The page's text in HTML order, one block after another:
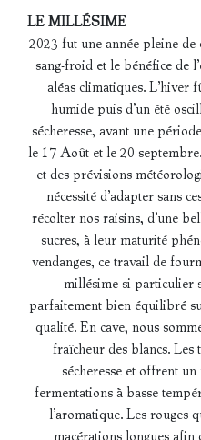
LE MILLÉSIME
2023 fut une année pleine de
sang-froid et le bénéfice de
aléas climatiques. L’hiver
humide puis d’un été
sécheresse, avant une
le 17 Août et le 20
et des prévisions
nécessité d’adapter sans
récolter nos raisins, d’une
sucres, à leur maturité
vendanges, ce travail de
millésime si particulier
parfaitement bien équilibré
qualité. En cave, nous
fraîcheur des blancs.
sécheresse et offrent
fermentations à basse
l’aromatique. Les rouges
macérations longues afin